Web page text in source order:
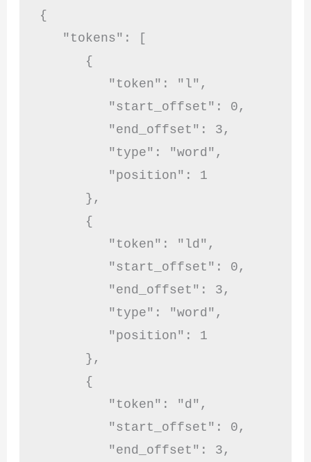
{
   "tokens": [
      {
         "token": "l",
         "start_offset": 0,
         "end_offset": 3,
         "type": "word",
         "position": 1
      },
      {
         "token": "ld",
         "start_offset": 0,
         "end_offset": 3,
         "type": "word",
         "position": 1
      },
      {
         "token": "d",
         "start_offset": 0,
         "end_offset": 3,